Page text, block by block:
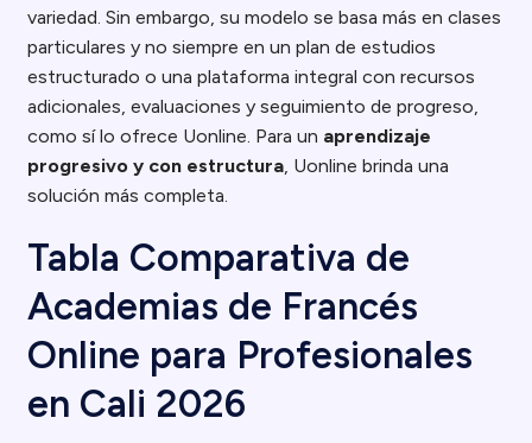
variedad. Sin embargo, su modelo se basa más en clases
particulares y no siempre en un plan de estudios
estructurado o una plataforma integral con recursos
adicionales, evaluaciones y seguimiento de progreso,
como sí lo ofrece Uonline. Para un aprendizaje
progresivo y con estructura, Uonline brinda una
solución más completa.
Tabla Comparativa de
Academias de Francés
Online para Profesionales
en Cali 2026